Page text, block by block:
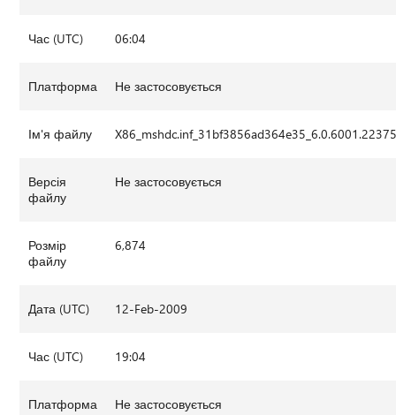
Час (UTC) 06:04
Платформа Не застосовується
Ім'я файлу
Версія
файлу
Не застосовується
Розмір
файлу
6,874
Дата (UTC) 12-Feb-2009
Час (UTC) 19:04
Платформа Не застосовується